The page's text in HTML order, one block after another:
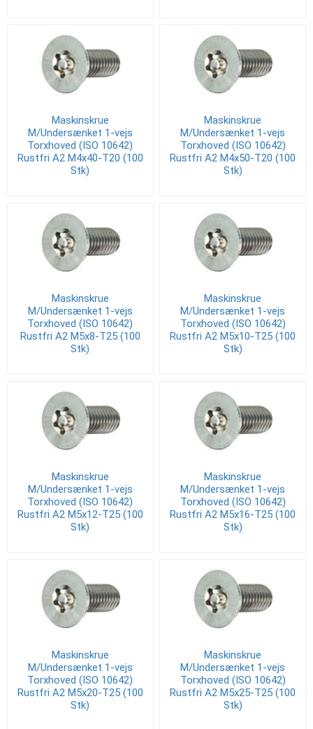
Maskinskrue
M/Undersænket 1-vejs
Torxhoved (ISO 10642)
Rustfri A2 M4x40-T20 (100
Stk)
Maskinskrue
M/Undersænket 1-vejs
Torxhoved (ISO 10642)
Rustfri A2 M4x50-T20 (100
Stk)
Maskinskrue
M/Undersænket 1-vejs
Torxhoved (ISO 10642)
Rustfri A2 M5x8-T25 (100
Stk)
Maskinskrue
M/Undersænket 1-vejs
Torxhoved (ISO 10642)
Rustfri A2 M5x10-T25 (100
Stk)
Maskinskrue
M/Undersænket 1-vejs
Torxhoved (ISO 10642)
Rustfri A2 M5x12-T25 (100
Stk)
Maskinskrue
M/Undersænket 1-vejs
Torxhoved (ISO 10642)
Rustfri A2 M5x16-T25 (100
Stk)
Maskinskrue
M/Undersænket 1-vejs
Torxhoved (ISO 10642)
Rustfri A2 M5x20-T25 (100
Stk)
Maskinskrue
M/Undersænket 1-vejs
Torxhoved (ISO 10642)
Rustfri A2 M5x25-T25 (100
Stk)